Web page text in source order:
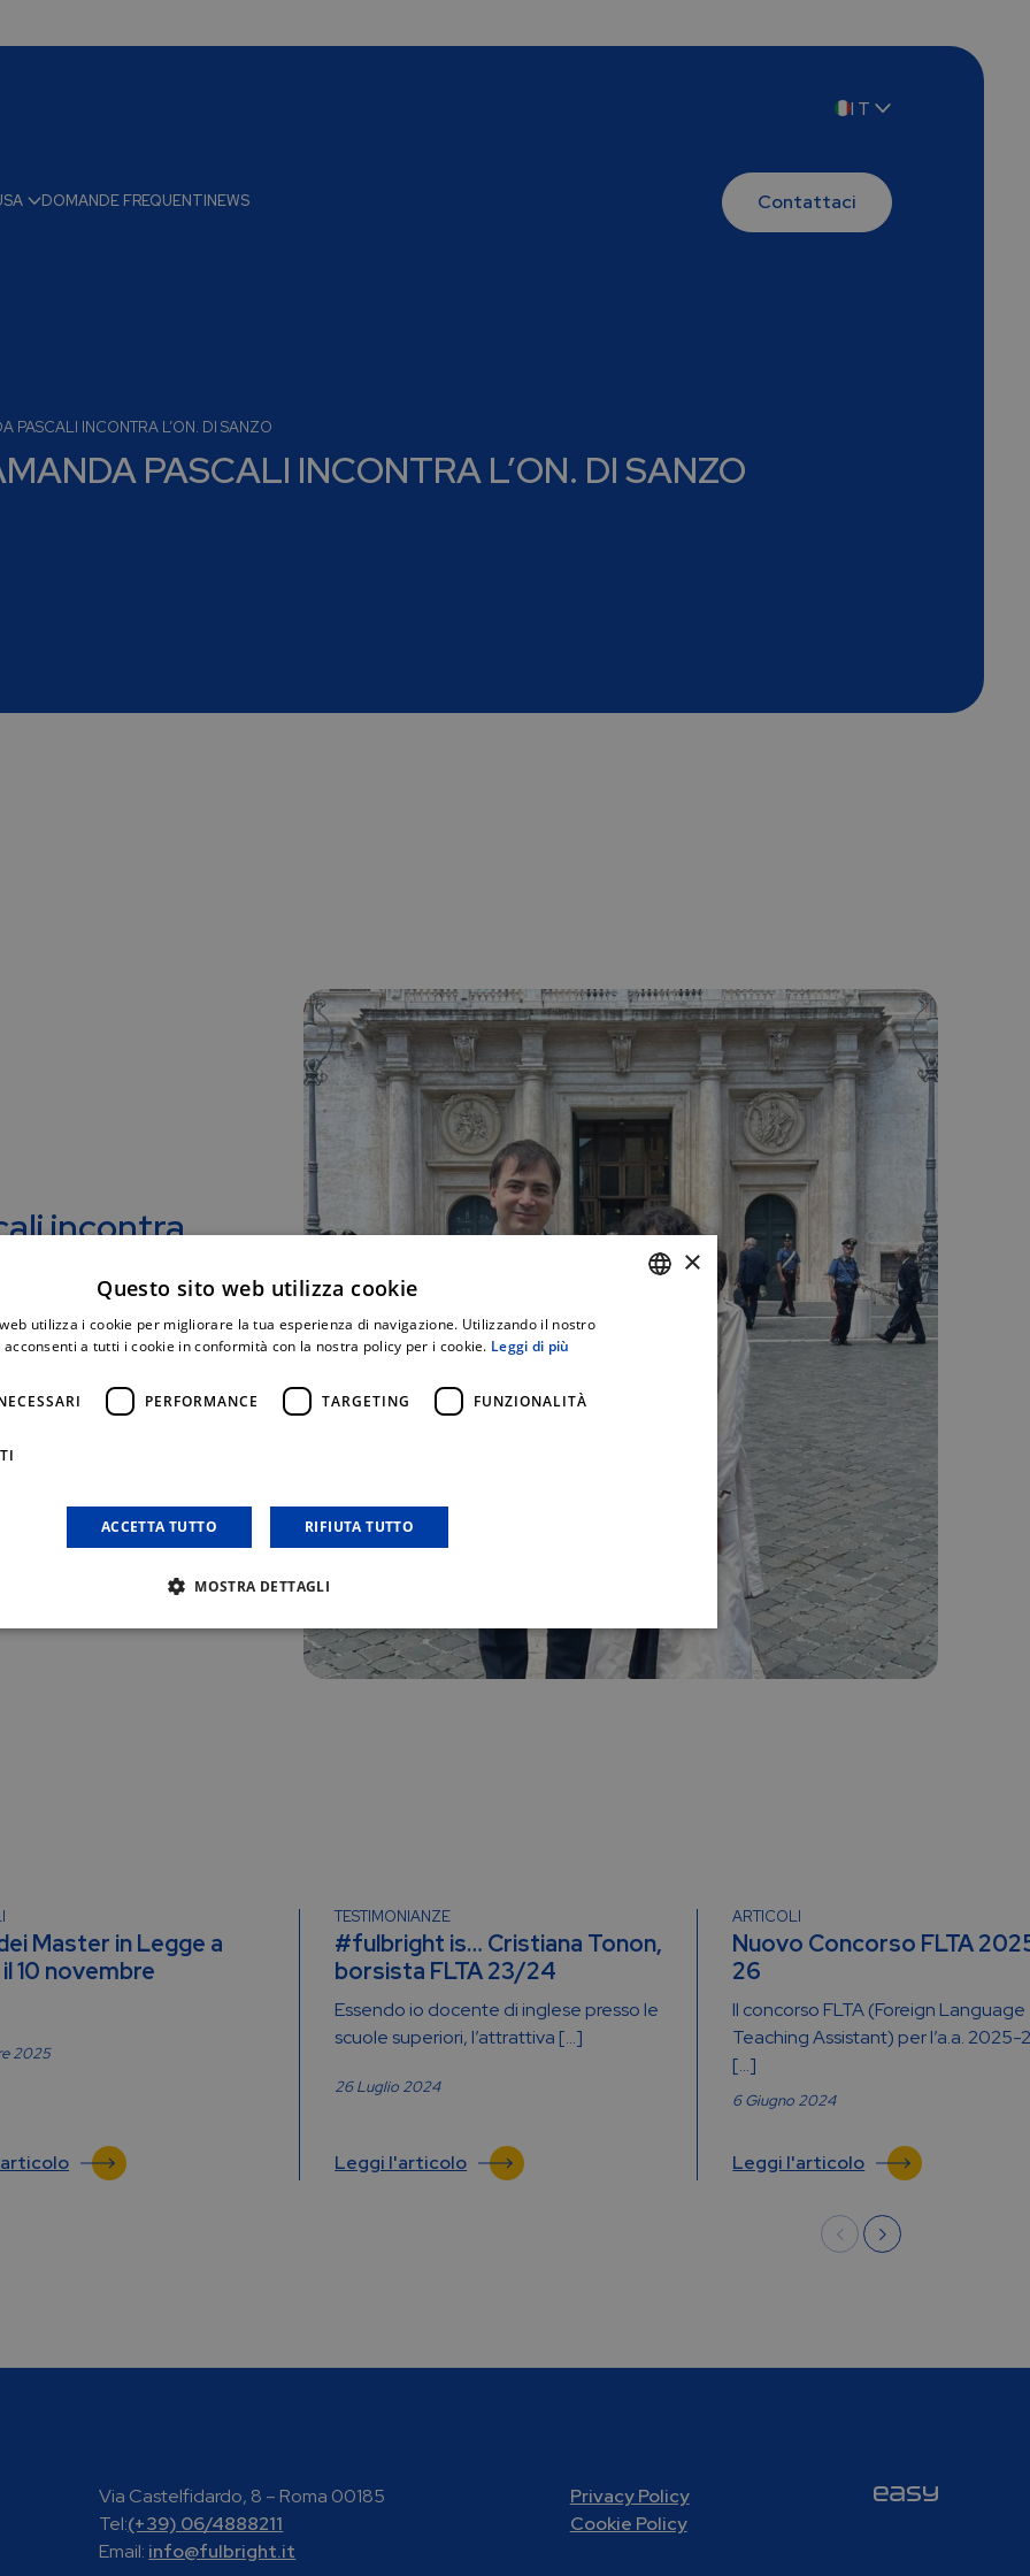
IT
EN
DOMANDE FREQUENTINEWS Contattaci
PASCALI INCONTRA L’ON. DI SANZO
PASCALI INCONTRA L’ON. DI SANZO
incontra
a Roma per il Final
della Repubblica,
Master in Legge a
10 novembre
2025
TESTIMONIANZE
#fulbright is… Cristiana Tonon,
borsista FLTA 23/24
Essendo io docente di inglese presso le
scuole superiori, l’attrattiva […]
26 Luglio 2024
Leggi l'articolo
ARTICOLI
Nuovo Concorso FLTA
26
Il concorso FLTA (Foreign Language
Teaching Assistant) per l’a.a. 2025-
[…]
6 Giugno 2024
Leggi l'articolo
Via Castelfidardo, 8 – Roma 00185
Tel:(+39) 06/4888211
Email: info@fulbright.it
Privacy Policy
Cookie Policy
×
Questo sito web utilizza cookie
utilizza i cookie per migliorare la tua esperienza di navigazione. Utilizzando il nostro
acconsenti a tutti i cookie in conformità con la nostra policy per i cookie. Leggi di più
PERFORMANCE TARGETING FUNZIONALITÀ
ACCETTA TUTTO RIFIUTA TUTTO
MOSTRA DETTAGLI